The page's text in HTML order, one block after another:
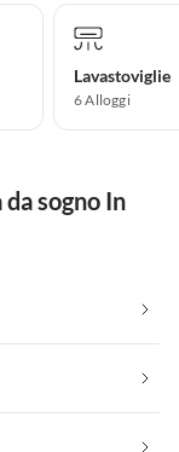
Lavastoviglie
6 Alloggi
sogno In